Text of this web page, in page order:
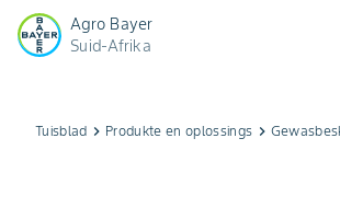
Agro Bayer
Suid-Afrika
Tuisblad keyboard_arrow_right Produkte en oplossings keyboard_arrow_right